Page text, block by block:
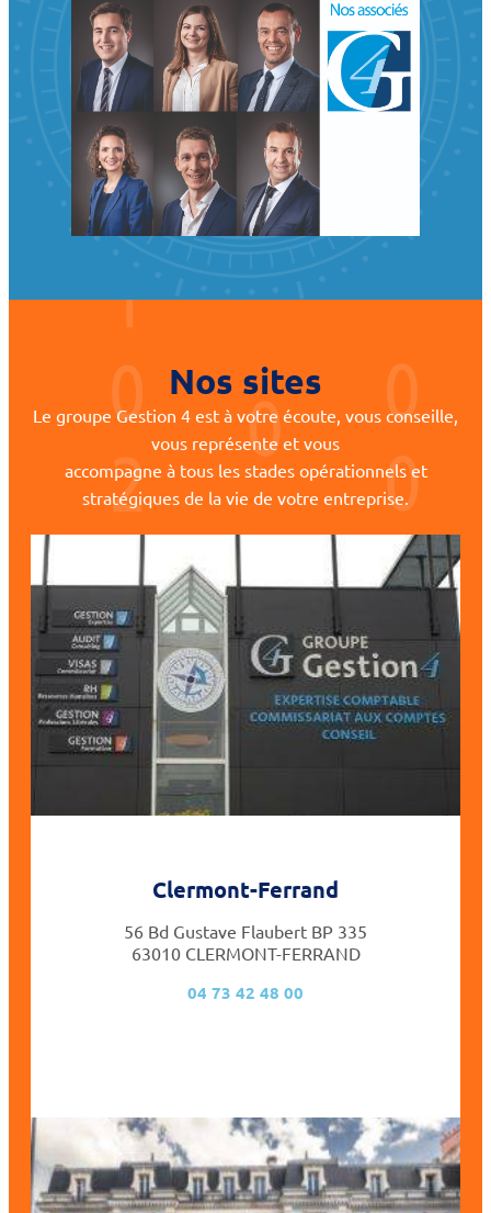
Nos sites
Le groupe Gestion 4 est à votre écoute, vous conseille,
vous représente et vous
accompagne à tous les stades opérationnels et
stratégiques de la vie de votre entreprise.
Clermont-Ferrand
56 Bd Gustave Flaubert BP 335
63010 CLERMONT-FERRAND
04 73 42 48 00